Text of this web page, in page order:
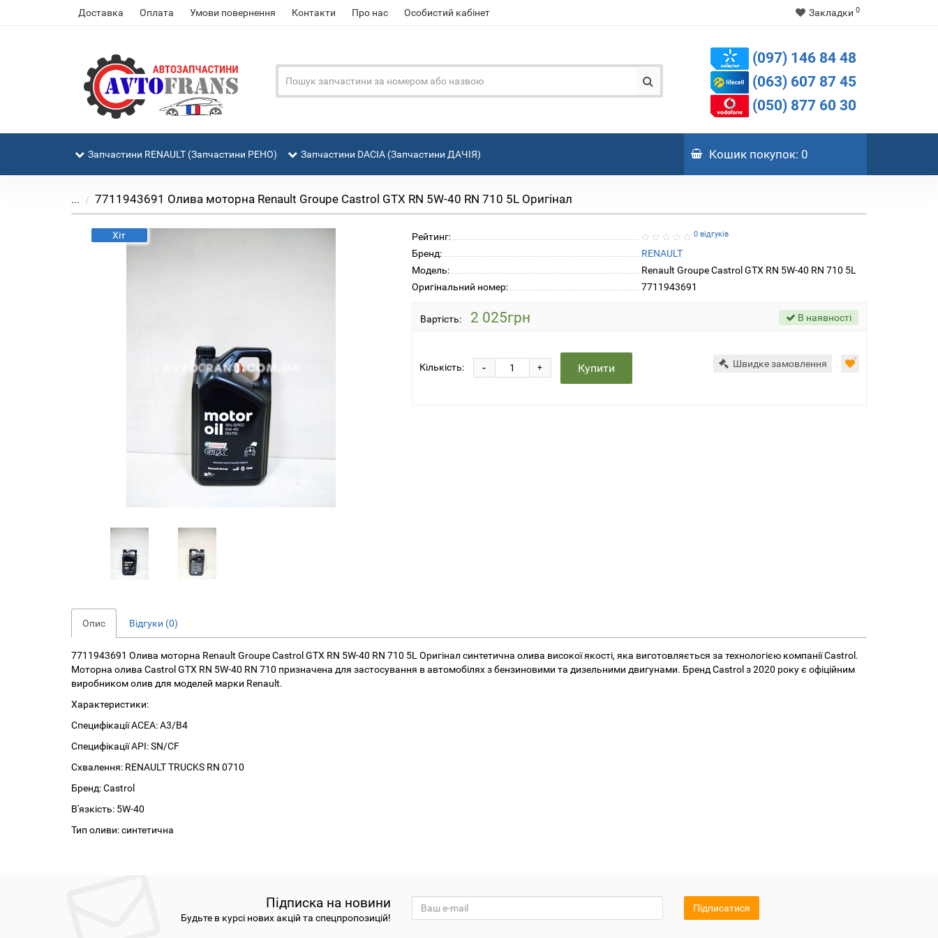
Доставка Оплата Умови повернення Контакти Про нас Особистий кабінет Закладки 0
(097) 146 84 48
(063) 607 87 45
(050) 877 60 30
Запчастини RENAULT (Запчастини РЕНО) Запчастини DACIA (Запчастини ДАЧІЯ) Кошикпокупок: 0
... 7711943691 Олива моторна Renault Groupe Castrol GTX RN 5W-40 RN 710 5L Оригінал
Хіт Рейтинг: 0 відгуків
Бренд:
RENAULT
Модель:
Renault Groupe Castrol GTX RN 5W-40 RN 710 5L
Оригінальний номер:
7711943691
Вартість: 2 025грн В наявності
Кількість: +
- Купити Швидке замовлення
Опис Відгуки (0)
7711943691 Олива моторна Renault Groupe Castrol GTX RN 5W-40 RN 710 5L Оригінал синтетична олива високої якості, яка виготовляється за технологією компанії Castrol.
Моторна олива Castrol GTX RN 5W-40 RN 710 призначена для застосування в автомобілях з бензиновими та дизельними двигунами. Бренд Castrol з 2020 року є офіційним
виробником олив для моделей марки Renault.
Характеристики:
Специфікації ACEA: A3/B4
Специфікації API: SN/CF
Схвалення: RENAULT TRUCKS RN 0710
Бренд: Castrol
В'язкість: 5W-40
Тип оливи: синтетична
Підписка на новини
Будьте в курсі нових акцій та спецпропозицій!
Підписатися